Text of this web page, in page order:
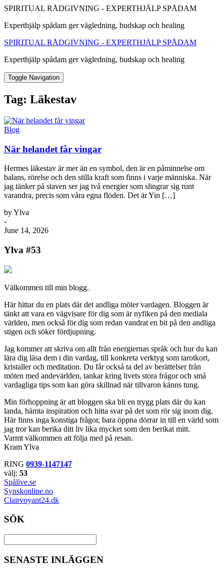
SPIRITUAL RÅDGIVNING - EXPERTHJÄLP SPÅDAM
Experthjälp spådam ger vägledning, budskap och healing
SPIRITUAL RÅDGIVNING - EXPERTHJÄLP SPÅDAM
Experthjälp spådam ger vägledning, budskap och healing
Toggle Navigation
Tag: Läkestav
Blog
När helandet får vingar
Hermes läkestav är mer än en symbol, den är en påminnelse om
balans, rörelse och den stilla kraft som finns i varje människa. När
jag tänker på staven ser jag två energier som slingrar sig runt
varandra, precis som våra egna flöden. Det är Yin […]
by Ylva
-
June 14, 2026
Ylva #53
Välkommen till min blogg.
Här hittar du en plats där det andliga möter vardagen. Bloggen är
tänkt att vara en vägvisare för dig som är nyfiken på den mediala
världen, men också för dig som redan vandrat en bit på den andliga
stigen och söker fördjupning.
Jag kommer att skriva om allt från energiernas språk och hur du kan
lära dig läsa dem i din vardag, till konkreta verktyg som tarotkort,
kristaller och meditation. Du får också ta del av berättelser från
möten med andevärlden, tankar kring livets stora frågor och små
vardagliga tips som kan göra skillnad när tillvaron känns tung.
Min förhoppning är att bloggen ska bli en trygg plats där du kan
landa, hämta inspiration och hitta svar på det som rör sig inom dig.
Här finns inga konstiga frågor, bara öppna dörrar in till en värld som
jag tror kan berika ditt liv lika mycket som den berikat mitt.
Varmt välkommen att följa med på resan.
Kram Ylva
RING 0939-1147147
välj: 53
Spålive.se
Synskonline.no
Clairvoyant24.dk
SÖK
SENASTE INLÄGGEN